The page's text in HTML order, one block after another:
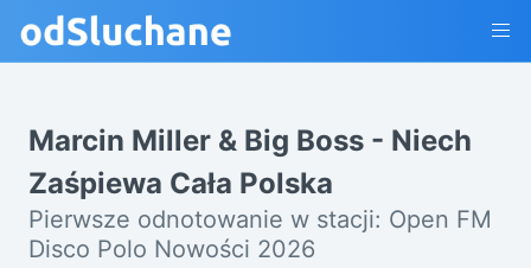
Marcin Miller & Big Boss - Niech
Zaśpiewa Cała Polska
Pierwsze odnotowanie w stacji: Open FM
Disco Polo Nowości 2026